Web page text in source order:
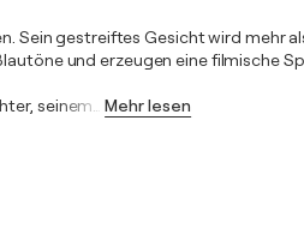
Sein gestreiftes Gesicht wird mehr
und erzeugen eine filmische
seinem Mehr lesen